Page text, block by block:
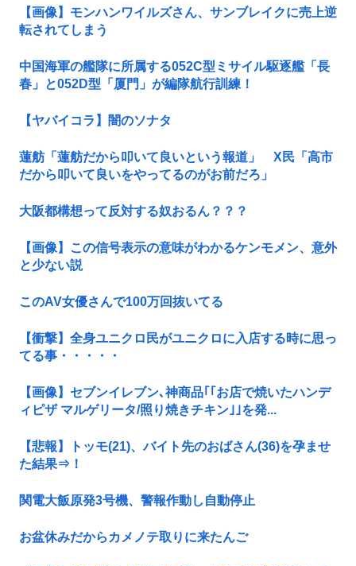
【画像】モンハンワイルズさん、サンブレイクに売上逆
転されてしまう
中国海軍の艦隊に所属する052C型ミサイル駆逐艦「長
春」と052D型「厦門」が編隊航行訓練！
【ヤバイコラ】闇のソナタ
蓮舫「蓮舫だから叩いて良いという報道」 X民「高市
だから叩いて良いをやってるのがお前だろ」
大阪都構想って反対する奴おるん？？？
【画像】この信号表示の意味がわかるケンモメン、意外
と少ない説
このAV女優さんで100万回抜いてる
【衝撃】全身ユニクロ民がユニクロに入店する時に思っ
てる事・・・・・
【画像】セブンイレブン､神商品｢｢お店で焼いたハンデ
ィピザ マルゲリータ/照り焼きチキン｣｣を発...
【悲報】トッモ(21)、バイト先のおばさん(36)を孕ませ
た結果⇒！
関電大飯原発3号機、警報作動し自動停止
お盆休みだからカメノテ取りに来たんご